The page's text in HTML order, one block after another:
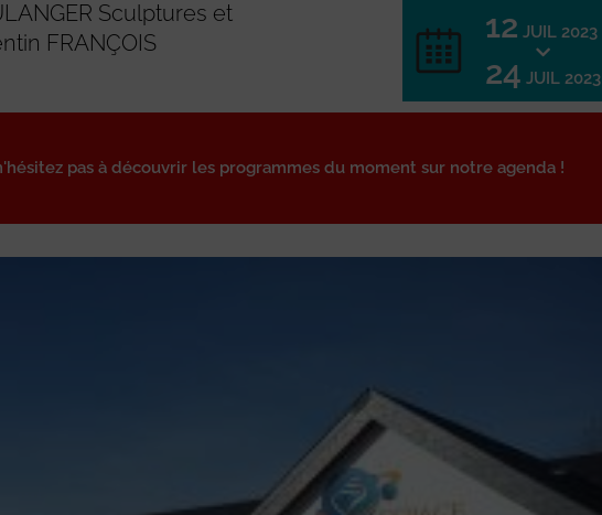
Sculptures et
FRANÇOIS
12 JUIL 2023
24 JUIL 2023
pas à découvrir les programmes du moment sur notre agenda !